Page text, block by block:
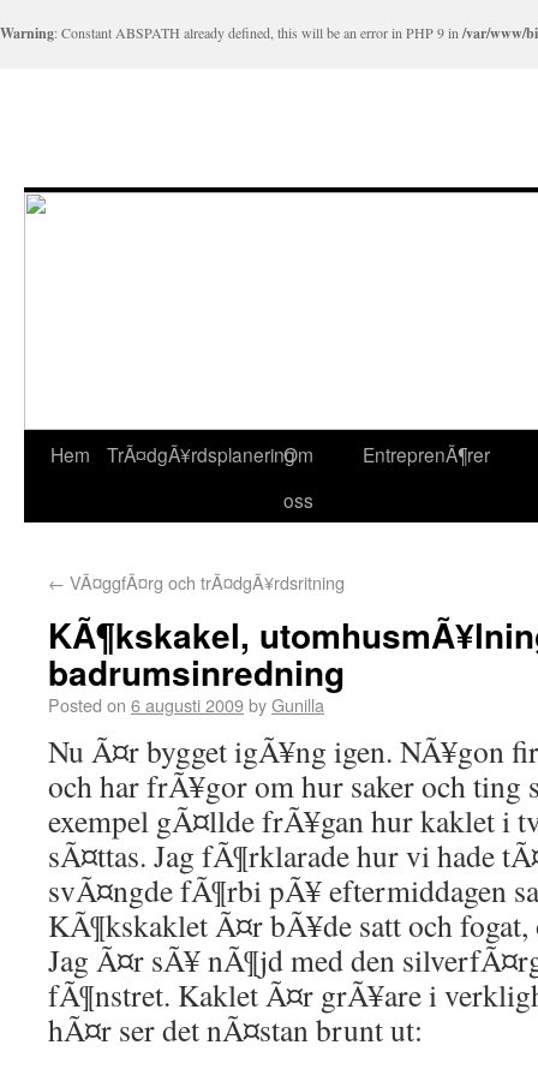
Warning: Constant ABSPATH already defined, this will be an error in PHP 9 in /var/www/
Hem TrÃ¤dgÃ¥rdsplaneringOm
oss
EntreprenÃ¶rer
← VÃ¤ggfÃ¤rg och trÃ¤dgÃ¥rdsritning
KÃ¶kskakel,
badrumsinredning
Posted on 6 augusti 2009byGunilla
Nu Ã¤r bygget igÃ¥ng igen. NÃ¥gon
och har frÃ¥gor om hur saker och
exempel gÃ¤llde frÃ¥gan hur kaklet i
sÃ¤ttas. Jag fÃ¶rklarade hur vi hade
svÃ¤ngde fÃ¶rbi pÃ¥ eftermiddagen
KÃ¶kskaklet Ã¤r bÃ¥de satt och
Jag Ã¤r sÃ¥ nÃ¶jd med den
fÃ¶nstret. Kaklet Ã¤r grÃ¥are i
hÃ¤r ser det nÃ¤stan brunt ut: